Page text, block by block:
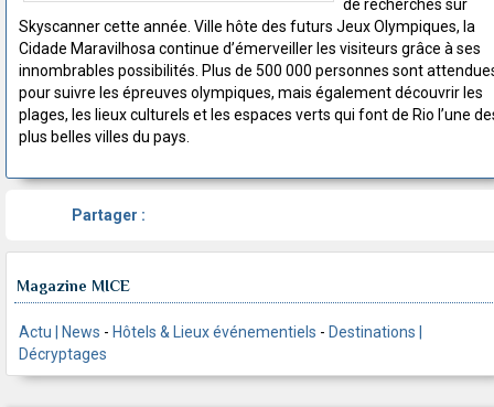
de recherches sur
Skyscanner cette année. Ville hôte des futurs Jeux Olympiques, la
Cidade Maravilhosa continue d’émerveiller les visiteurs grâce à ses
innombrables possibilités. Plus de 500 000 personnes sont
pour suivre les épreuves olympiques, mais également découvrir les
plages, les lieux culturels et les espaces verts qui font de Rio l’une
plus belles villes du pays.
Partager :
Magazine MICE
Actu | News - Hôtels & Lieux événementiels - Destinations |
Décryptages